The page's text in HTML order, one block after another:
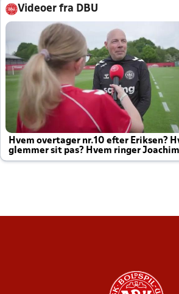
Videoer fra DBU
Hvem overtager nr.10 efter Eriksen?
glemmer sit pas? Hvem ringer Joachim
altid til efter kampe?